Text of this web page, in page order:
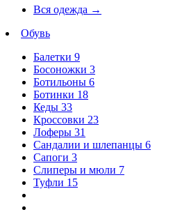
Вся одежда →
Обувь
Балетки 9
Босоножки 3
Ботильоны 6
Ботинки 18
Кеды 33
Кроссовки 23
Лоферы 31
Сандалии и шлепанцы 6
Сапоги 3
Слиперы и мюли 7
Туфли 15